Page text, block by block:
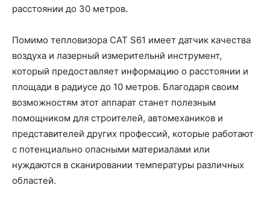
расстоянии до 30 метров.
Помимо тепловизора CAT S61 имеет датчик качества
воздуха и лазерный измерительнй инструмент,
который предоставляет информацию о расстоянии и
площади в радиусе до 10 метров. Благодаря своим
возможностям этот аппарат станет полезным
помощником для строителей, автомехаников и
представителей других профессий, которые работают
с потенциально опасными материалами или
нуждаются в сканировании температуры различных
областей.